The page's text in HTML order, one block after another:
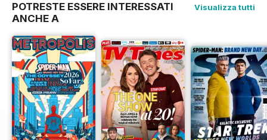
POTRESTE ESSERE INTERESSATI
ANCHE A
Visualizza tutti